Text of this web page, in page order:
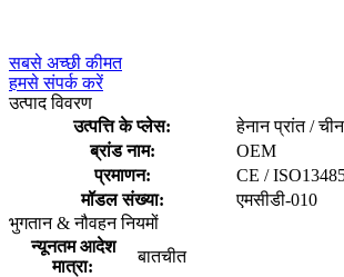
सबसे अच्छी कीमत
हमसे संपर्क करें
उत्पाद विवरण
उत्पत्ति के प्लेस:
हेनान प्रांत / चीन
ब्रांड नाम:
OEM
प्रमाणन:
CE /
मॉडल संख्या:
एमसीडी-010
भुगतान & नौवहन नियमों
न्यूनतम आदेश
मात्रा:
बातचीत